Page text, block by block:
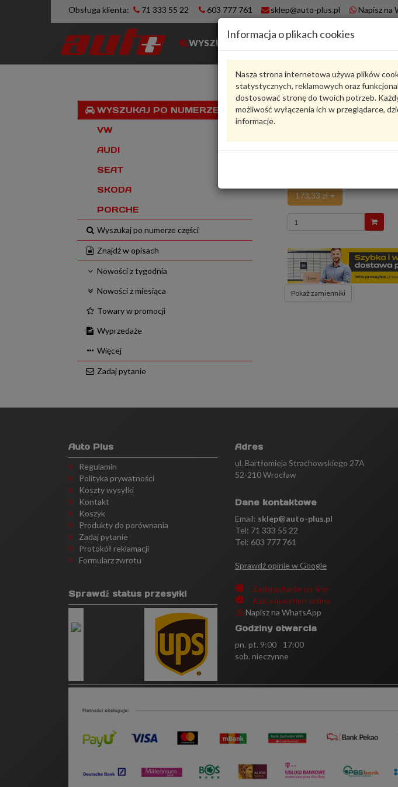
Obsługa klienta: 71 333 55 22 603 777 761 sklep@auto-plus.pl Napisz na
WYSZUKIWARKA
Informacja o plikach cookies
Nasza strona internetowa używa plików
statystycznych, reklamowych oraz
dostosować stronę do twoich potrzeb.
możliwość wyłączenia ich w przeglądarce,
informacje.
WYSZUKAJ PO NUMERZE VIN
VW
AUDI
SEAT
SKODA
PORCHE
Wyszukaj po numerze części
Znajdź w opisach
Nowości z tygodnia
Nowości z miesiąca
Towary w promocji
Wyprzedaże
Więcej
Zadaj pytanie
Karta
Zadaj pytanie o produkt
173,33 zł
Wprowadź
ilość
Pokaż zamienniki
Auto Plus
Regulamin
Polityka prywatności
Koszty wysyłki
Kontakt
Koszyk
Produkty do porównania
Zadaj pytanie
Protokół reklamacji
Formularz zwrotu
Sprawdź status przesyłki
Adres
ul. Bartłomieja Strachowskiego 27A
52-210 Wrocław
Dane kontaktowe
Email: sklep@auto-plus.pl
Tel: 71 333 55 22
Tel: 603 777 761
Sprawdź opinie w Google
Zadaj pytanie on-line
Ask a question online
Napisz na WhatsApp
Godziny otwarcia
pn.-pt. 9:00 - 17:00
sob. nieczynne